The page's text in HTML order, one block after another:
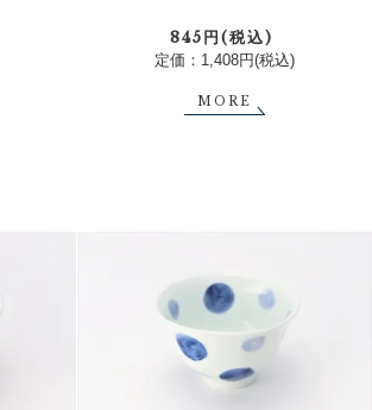
845円(税込)
定価：1,408円(税込)
MORE